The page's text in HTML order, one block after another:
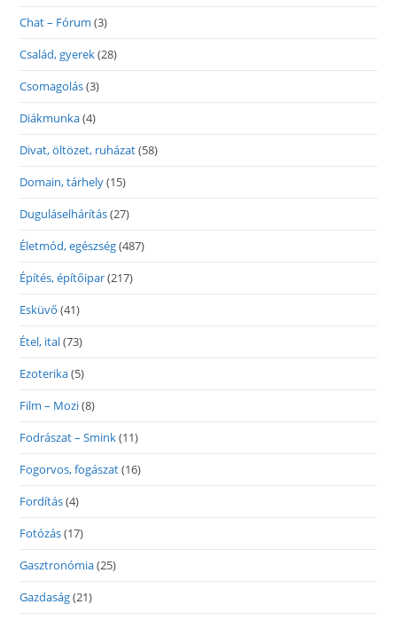
Chat – Fórum (3)
Család, gyerek(28)
Csomagolás(3)
Diákmunka(4)
Divat, öltözet, ruházat(58)
Domain, tárhely(15)
Duguláselhárítás(27)
Életmód, egészség(487)
Építés, építőipar(217)
Esküvő (41)
Étel, ital(73)
Ezoterika(5)
Film – Mozi(8)
Fodrászat – Smink(11)
Fogorvos, fogászat(16)
Fordítás(4)
Fotózás(17)
Gasztronómia(25)
Gazdaság(21)